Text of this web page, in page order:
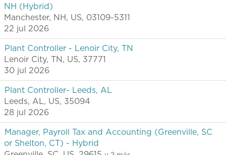
NH (Hybrid)
Manchester, NH, US, 03109-5311
22 jul 2026
Plant Controller - Lenoir City, TN
Lenoir City, TN, US, 37771
30 jul 2026
Plant Controller- Leeds, AL
Leeds, AL, US, 35094
28 jul 2026
Manager, Payroll Tax and Accounting (Greenville, SC
or Shelton, CT) - Hybrid